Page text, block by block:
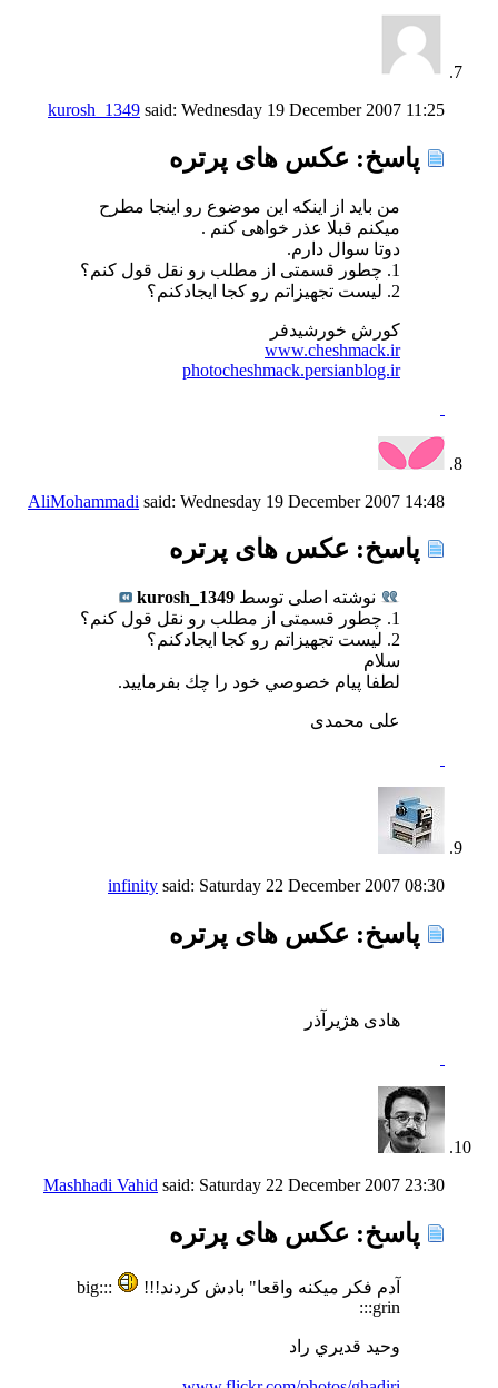
kurosh_1349 said: Wednesday 19 December 2007 11:25
پاسخ: عكس های پرتره
من باید از اینكه این موضوع رو اینجا مطرح
میكنم قبلا عذر خواهی كنم .
دوتا سوال دارم.
1. چطور قسمتی از مطلب رو نقل قول كنم؟
2. لیست تجهیزاتم رو كجا ایجادكنم؟
كورش خورشیدفر
www.cheshmack.ir
photocheshmack.persianblog.ir
AliMohammadi said: Wednesday 19 December 2007 14:48
پاسخ: عكس های پرتره
نوشته اصلی توسط kurosh_1349
1. چطور قسمتی از مطلب رو نقل قول كنم؟
2. لیست تجهیزاتم رو كجا ایجادكنم؟
سلام
لطفا پيام خصوصي خود را چك بفرماييد.
علی محمدی
infinity said: Saturday 22 December 2007 08:30
پاسخ: عكس های پرتره
هادی هژیرآذر
Mashhadi Vahid said: Saturday 22 December 2007 23:30
پاسخ: عكس های پرتره
آدم فكر میكنه واقعا" بادش كردند!!!
:::big
grin:::
وحيد قديري راد